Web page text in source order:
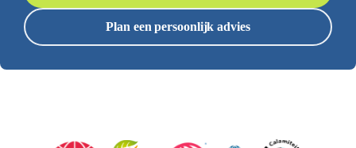
Plan een persoonlijk advies